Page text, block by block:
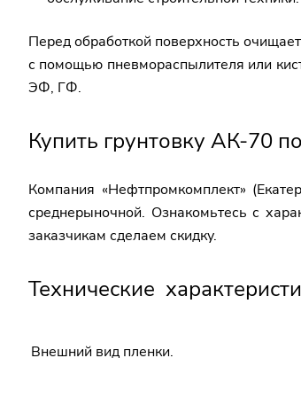
Перед обработкой поверхность
с помощью пневмораспылителя или
ЭФ, ГФ.
Купить грунтовку АК-70
Компания «Нефтпромкомплект»
среднерыночной. Ознакомьтесь с
заказчикам сделаем скидку.
Технические
Внешний вид пленки.